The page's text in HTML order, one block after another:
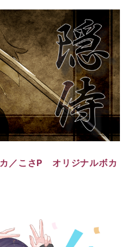
／こさP オリジナルボカ